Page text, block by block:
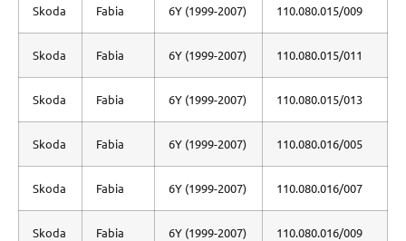
Skoda Fabia 6Y (1999-2007) 110.080.015/009
Skoda Fabia 6Y (1999-2007) 110.080.015/011
Skoda Fabia 6Y (1999-2007) 110.080.015/013
Skoda Fabia 6Y (1999-2007) 110.080.016/005
Skoda Fabia 6Y (1999-2007) 110.080.016/007
Skoda Fabia 6Y (1999-2007) 110.080.016/009